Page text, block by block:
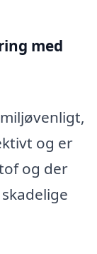
med
og er
og der